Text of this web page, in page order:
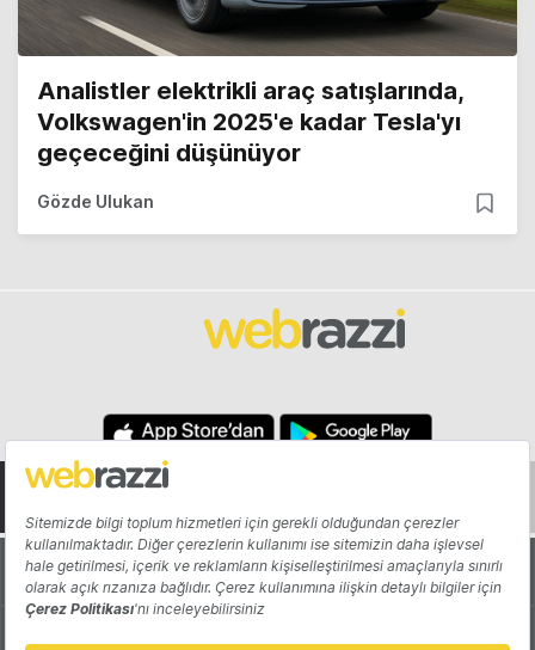
Analistler elektrikli araç satışlarında,
Volkswagen'in 2025'e kadar Tesla'yı
geçeceğini düşünüyor
Gözde Ulukan
Hakkında Yazarlar
Katkıda Bulun Reklam